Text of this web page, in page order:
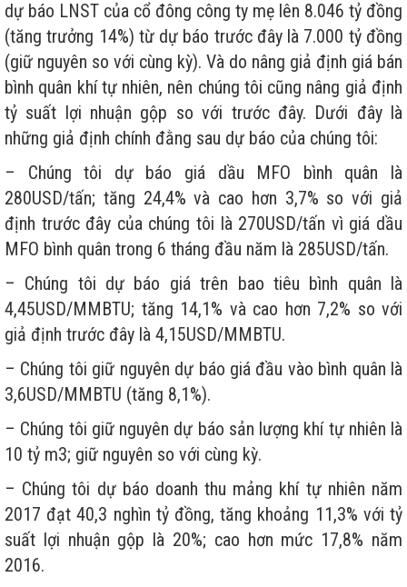
dự báo LNST của cổ đông công ty mẹ lên 8.046 tỷ đồng
(tăng trưởng 14%) từ dự báo trước đây là 7.000 tỷ đồng
(giữ nguyên so với cùng kỳ). Và do nâng giả định giá bán
bình quân khí tự nhiên, nên chúng tôi cũng nâng giả định
tỷ suất lợi nhuận gộp so với trước đây. Dưới đây là
những giả định chính đằng sau dự báo của chúng tôi:
– Chúng tôi dự báo giá dầu MFO bình quân là
280USD/tấn; tăng 24,4% và cao hơn 3,7% so với giả
định trước đây của chúng tôi là 270USD/tấn vì giá dầu
MFO bình quân trong 6 tháng đầu năm là 285USD/tấn.
– Chúng tôi dự báo giá trên bao tiêu bình quân là
4,45USD/MMBTU; tăng 14,1% và cao hơn 7,2% so với
giả định trước đây là 4,15USD/MMBTU.
– Chúng tôi giữ nguyên dự báo giá đầu vào bình quân là
3,6USD/MMBTU (tăng 8,1%).
– Chúng tôi giữ nguyên dự báo sản lượng khí tự nhiên là
10 tỷ m3; giữ nguyên so với cùng kỳ.
– Chúng tôi dự báo doanh thu mảng khí tự nhiên năm
2017 đạt 40,3 nghìn tỷ đồng, tăng khoảng 11,3% với tỷ
suất lợi nhuận gộp là 20%; cao hơn mức 17,8% năm
2016.